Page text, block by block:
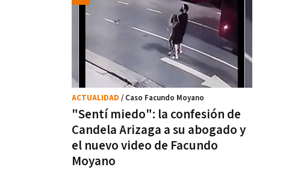
"Sentí miedo": la confesión de
Candela Arizaga a su abogado y
el nuevo video de Facundo
Moyano
ACTUALIDAD / Caso Facundo Moyano